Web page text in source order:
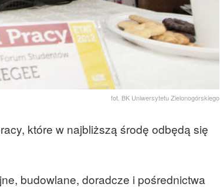
fot. BK Uniwersytetu Zielonogórskiego
które w najbliższą środę odbędą się
budowlane, doradcze i pośrednictwa